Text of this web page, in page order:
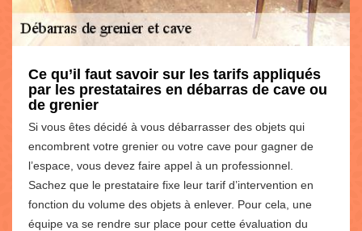
Ce qu’il faut savoir sur les tarifs appliqués
par les prestataires en débarras de cave ou
de grenier
Si vous êtes décidé à vous débarrasser des objets qui
encombrent votre grenier ou votre cave pour gagner de
l’espace, vous devez faire appel à un professionnel.
Sachez que le prestataire fixe leur tarif d’intervention en
fonction du volume des objets à enlever. Pour cela, une
équipe va se rendre sur place pour cette évaluation du